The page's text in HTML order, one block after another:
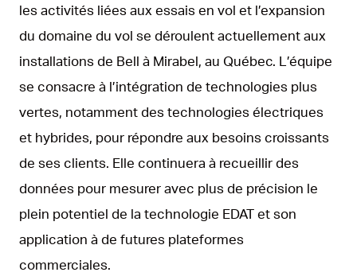
les activités liées aux essais en vol et l’expansion
du domaine du vol se déroulent actuellement aux
installations de Bell à Mirabel, au Québec. L’équipe
se consacre à l’intégration de technologies plus
vertes, notamment des technologies électriques
et hybrides, pour répondre aux besoins croissants
de ses clients. Elle continuera à recueillir des
données pour mesurer avec plus de précision le
plein potentiel de la technologie EDAT et son
application à de futures plateformes
commerciales.